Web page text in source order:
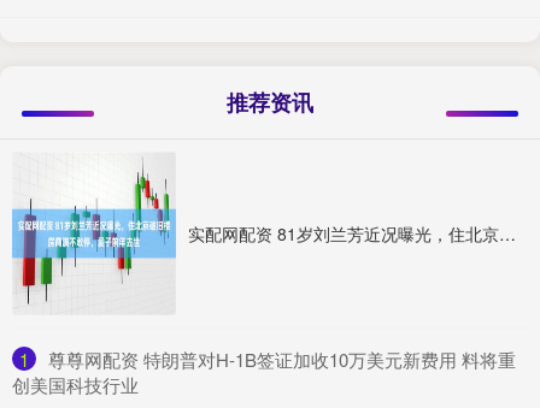
推荐资讯
实配网配资 81岁刘兰芳近况曝光，住北京破旧楼房商演不敢停，爱子前年去世
1
​尊尊网配资 特朗普对H-1B签证加收10万美元新费用 料将重
创美国科技行业